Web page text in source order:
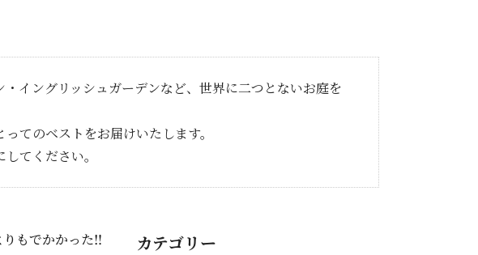
イングリッシュガーデンなど、世界に二つとないお庭を
てのベストをお届けいたします。
てください。
もでかかった‼️ カテゴリー